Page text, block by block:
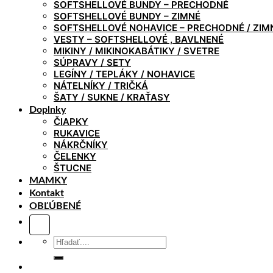
SOFTSHELLOVÉ BUNDY – PRECHODNÉ
SOFTSHELLOVÉ BUNDY – ZIMNÉ
SOFTSHELLOVÉ NOHAVICE – PRECHODNÉ /
VESTY – SOFTSHELLOVÉ , BAVLNENÉ
MIKINY / MIKINOKABÁTIKY / SVETRE
SÚPRAVY / SETY
LEGÍNY / TEPLÁKY / NOHAVICE
NÁTELNÍKY / TRIČKÁ
ŠATY / SUKNE / KRAŤASY
Doplnky
ČIAPKY
RUKAVICE
NÁKRČNÍKY
ČELENKY
ŠTUCNE
MAMKY
Kontakt
OBĽÚBENÉ
Hľadať: